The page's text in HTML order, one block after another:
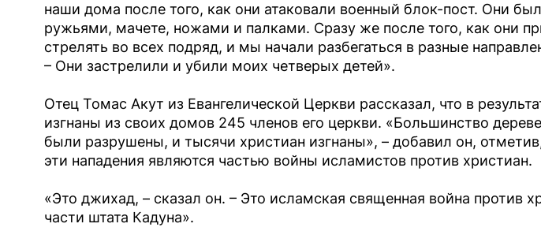
наши дома после того, как они атаковали военный блок-пост. Они
ружьями, мачете, ножами и палками. Сразу же после того, как они
стрелять во всех подряд, и мы начали разбегаться в разные
– Они застрелили и убили моих четверых детей».
Отец Томас Акут из Евангелической Церкви рассказал, что в
изгнаны из своих домов 245 членов его церкви. «Большинство
были разрушены, и тысячи христиан изгнаны», – добавил он,
эти нападения являются частью войны исламистов против христиан.
«Это джихад, – сказал он. – Это исламская священная война против
части штата Кадуна».